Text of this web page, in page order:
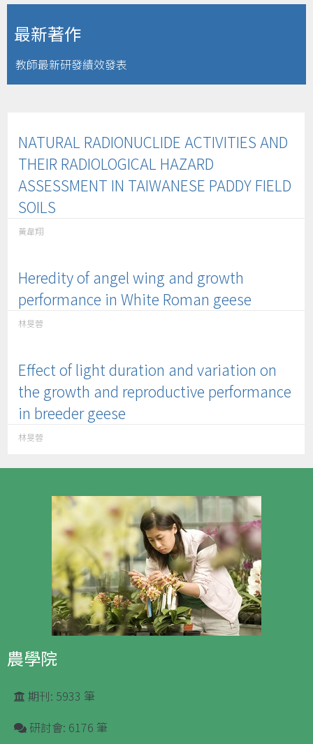
最新著作
教師最新研發績效發表
NATURAL RADIONUCLIDE ACTIVITIES AND
THEIR RADIOLOGICAL HAZARD
ASSESSMENT IN TAIWANESE PADDY FIELD
SOILS
黃韋翔
Heredity of angel wing and growth
performance in White Roman geese
林旻蓉
Effect of light duration and variation on
the growth and reproductive performance
in breeder geese
林旻蓉
農學院
期刊: 5933 筆
研討會: 6176 筆